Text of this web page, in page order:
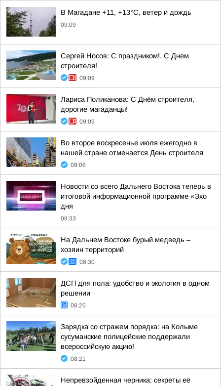
В Магадане +11, +13°C, ветер и дождь
09:09
Сергей Носов: С праздником!. С Днем
строителя!
09:09
Лариса Поликанова: С Днём строителя,
дорогие магаданцы!
09:09
Во второе воскресенье июля ежегодно в
нашей стране отмечается День строителя
09:06
Новости со всего Дальнего Востока теперь в
итоговой информационной программе «Эхо
дня
08:33
На Дальнем Востоке бурый медведь –
хозяин территорий
08:30
ДСП для пола: удобство и экология в одном
решении
08:25
Зарядка со стражем порядка: на Колыме
сусуманские полицейские поддержали
всероссийскую акцию!
08:21
Непревзойденная черника: секреты её